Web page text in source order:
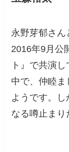
永野芽郁さん
2016年9月公
ト』で共演
中で、仲睦ま
ようです。
なる噂止まり